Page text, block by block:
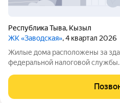
Республика Тыва, Кызыл
ЖК «Заводская», 4 квартал 2026
Жилые дома расположены за
федеральной налоговой
учеников, а также дошкольное
Монгун. Место хорошо